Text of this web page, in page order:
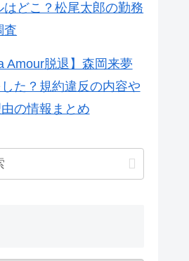
はどこ？松尾太郎の勤務
査
Amour脱退】森岡来夢
た？規約違反の内容や
の情報まとめ